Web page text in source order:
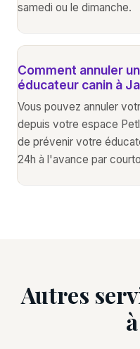
samedi ou le dimanche.
Comment annuler
éducateur canin à
Vous pouvez annuler
depuis votre espace
de prévenir votre
24h à l'avance par
Autres
à